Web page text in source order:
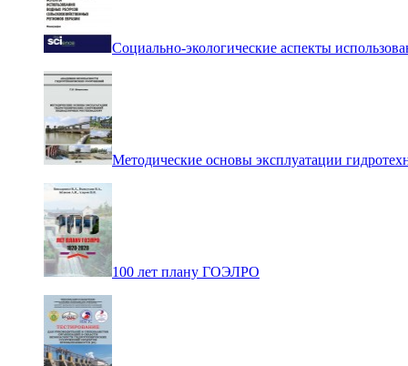
Социально-экологические аспекты
Методические основы эксплуатации
100 лет плану ГОЭЛРО